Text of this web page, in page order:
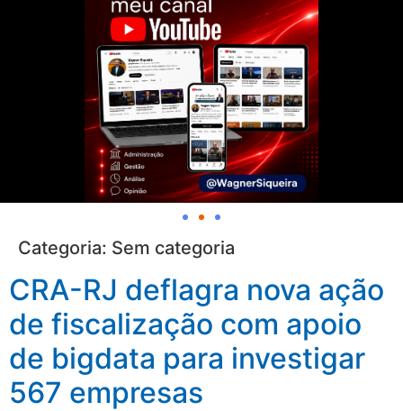
Categoria: Sem categoria
CRA-RJ deflagra nova ação
de fiscalização com apoio
de bigdata para investigar
567 empresas